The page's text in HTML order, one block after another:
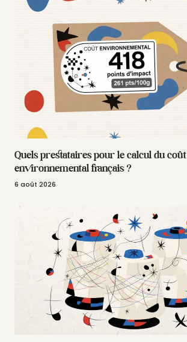
Quels prestataires pour le calcul du coût
environnemental français ?
6 août 2026